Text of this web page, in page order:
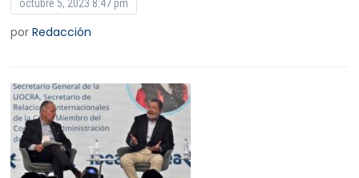
octubre 5, 2023 8:47 pm
porRedacción